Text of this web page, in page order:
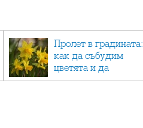
Пролет в градината:
как да събудим
цветята и да
създадем зелен